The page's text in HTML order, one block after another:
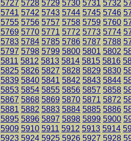
5727 5728 5729 5730 5731 5732
5741 5742 5743 5744 5745 5746
5755 5756 5757 5758 5759 5760
5769 5770 5771 5772 5773 5774
5783 5784 5785 5786 5787 5788
5797 5798 5799 5800 5801 5802
5811 5812 5813 5814 5815 5816
5825 5826 5827 5828 5829 5830
5839 5840 5841 5842 5843 5844
5853 5854 5855 5856 5857 5858
5867 5868 5869 5870 5871 5872
5881 5882 5883 5884 5885 5886
5895 5896 5897 5898 5899 5900
5909 5910 5911 5912 5913 5914
5923 5924 5925 5926 5927 5928